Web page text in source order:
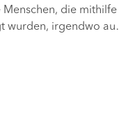
die mithilfe
wurden, irgendwo auf